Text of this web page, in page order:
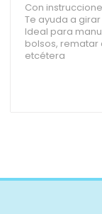
Con
Te ayuda a
Ideal para
bolsos,
etcétera